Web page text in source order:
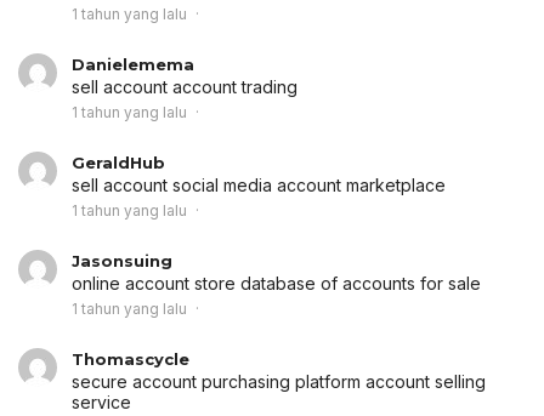
1 tahun yang lalu
Danielemema
sell account account trading
1 tahun yang lalu
GeraldHub
sell account social media account marketplace
1 tahun yang lalu
Jasonsuing
online account store database of accounts for sale
1 tahun yang lalu
Thomascycle
secure account purchasing platform account selling
service